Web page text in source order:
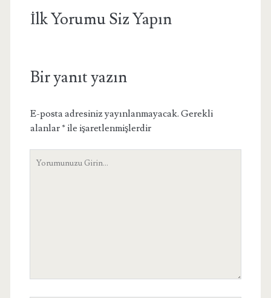
İlk Yorumu Siz Yapın
Bir yanıt yazın
E-posta adresiniz yayınlanmayacak. Gerekli
alanlar*ile işaretlenmişlerdir
Yorumunuz